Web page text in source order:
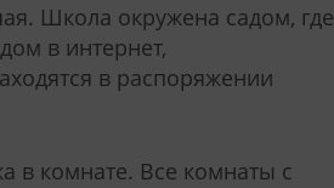
Школа окружена садом, где
в интернет,
в распоряжении
в комнате. Все комнаты с